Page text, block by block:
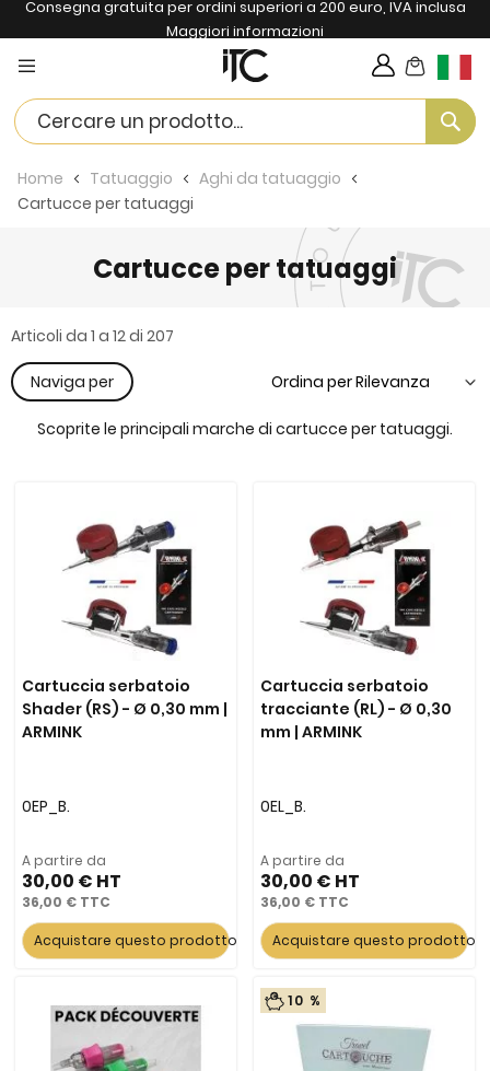
Consegna gratuita per ordini superiori a 200 euro, IVA inclusa
Maggiori informazioni
Carrello
Home Tatuaggio
Aghi da tatuaggio
Cartucce per tatuaggi
Cartucce per tatuaggi
Scoprite le principali marche di cartucce per tatuaggi.
Articoli da 1 a 12di 207
Cartuccia serbatoio
Shader (RS) - Ø 0,30 mm |
ARMINK
0EP_B.
A partire da
30,00 €
36,00 €
Acquistare questo prodotto
Cartuccia serbatoio
tracciante (RL) - Ø 0,30
mm | ARMINK
0EL_B.
A partire da
30,00 €
36,00 €
Acquistare questo prodotto
10 %
Naviga per